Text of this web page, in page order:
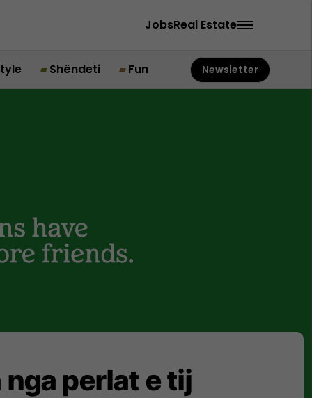
JobsReal Estate
Shëndeti Fun Newsletter
perlat e tij